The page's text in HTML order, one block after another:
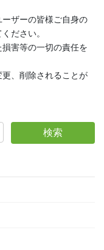
ザーの皆様ご自身の
ださい。
害等の一切の責任を
、削除されることが